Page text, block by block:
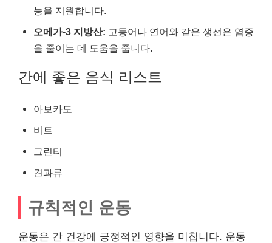
능을 지원합니다.
오메가-3 지방산: 고등어나 연어와 같은 생선은 염증
을 줄이는 데 도움을 줍니다.
간에 좋은 음식 리스트
아보카도
비트
그린티
견과류
규칙적인 운동
운동은 간 건강에 긍정적인 영향을 미칩니다. 운동